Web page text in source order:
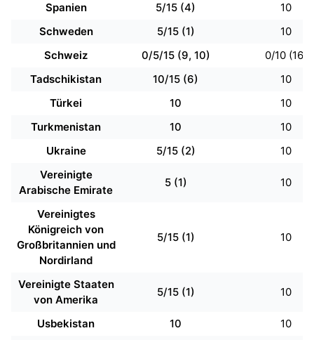
Spanien
5/15 (4)
10
Schweden
5/15 (1)
10
Schweiz
0/5/15 (9, 10)
0/10 (16)
Tadschikistan
10/15 (6)
10
Türkei
10
10
Turkmenistan
10
10
Ukraine
5/15 (2)
10
Vereinigte
Arabische Emirate
5 (1) 10
Vereinigtes
Königreich von
Großbritannien und
Nordirland
5/15 (1) 10
Vereinigte Staaten
von Amerika
5/15 (1) 10
Usbekistan 10
10